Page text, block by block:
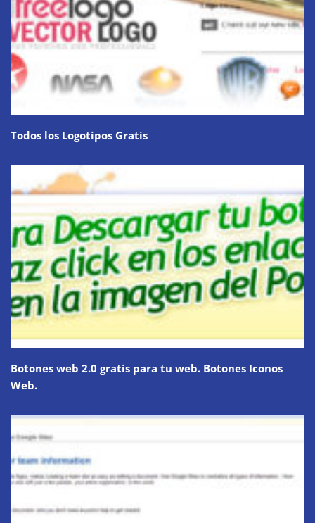
Todos los Logotipos Gratis
Botones web 2.0 gratis para tu web. Botones Iconos
Web.